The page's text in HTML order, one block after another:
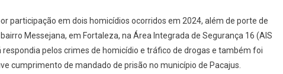
participação em dois homicídios ocorridos em 2024, além de porte de
Messejana, em Fortaleza, na Área Integrada de Segurança 16 (AIS
pelos crimes de homicídio e tráfico de drogas e também foi
cumprimento de mandado de prisão no município de Pacajus.